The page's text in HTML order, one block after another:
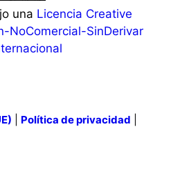
una Licencia Creative
NoComercial-SinDerivar
Política de privacidad